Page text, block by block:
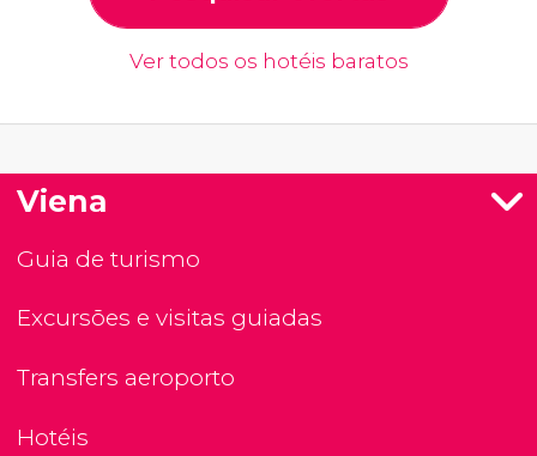
Ver todos os hotéis baratos
Viena
Guia de turismo
Excursões e visitas guiadas
Transfers aeroporto
Hotéis